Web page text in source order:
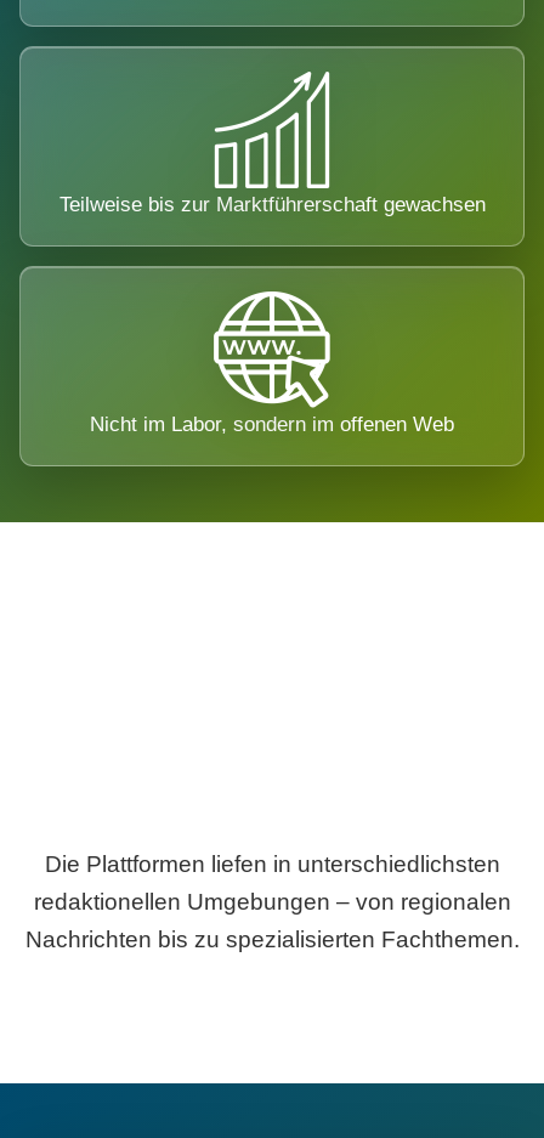
Teilweise bis zur Marktführerschaft gewachsen
Nicht im Labor, sondern im offenen Web
Die Plattformen liefen in unterschiedlichsten
redaktionellen Umgebungen – von regionalen
Nachrichten bis zu spezialisierten Fachthemen.